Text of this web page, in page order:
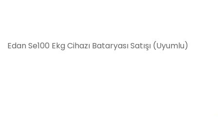
Edan Se100 Ekg Cihazı Bataryası Satışı (Uyumlu)